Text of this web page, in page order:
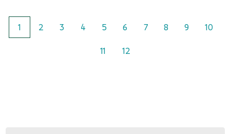
1 2 3 4 5 6 7 8 9 10
11 12